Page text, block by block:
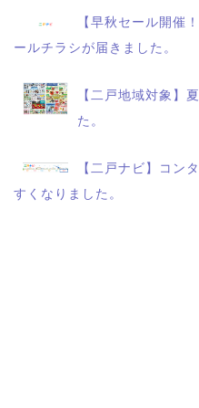
【早秋セール開催
ールチラシが届きました。
【二戸地域対象】
た。
【二戸ナビ】コン
すくなりました。